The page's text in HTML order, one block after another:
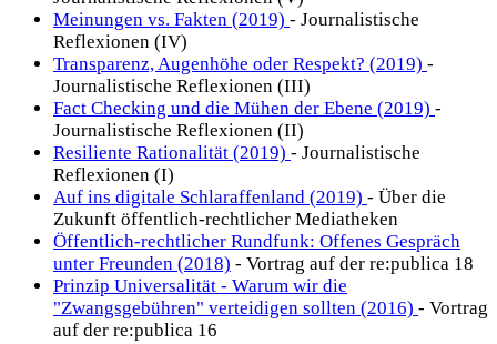
Meinungen vs. Fakten (2019) - Journalistische
Reflexionen (IV)
Transparenz, Augenhöhe oder Respekt? (2019) -
Journalistische Reflexionen (III)
Fact Checking und die Mühen der Ebene (2019) -
Journalistische Reflexionen (II)
Resiliente Rationalität (2019) - Journalistische
Reflexionen (I)
Auf ins digitale Schlaraffenland (2019) - Über die
Zukunft öffentlich-rechtlicher Mediatheken
Öffentlich-rechtlicher Rundfunk: Offenes Gespräch
unter Freunden (2018) - Vortrag auf der re:publica 18
Prinzip Universalität - Warum wir die
"Zwangsgebühren" verteidigen sollten (2016) - Vortrag
auf der re:publica 16